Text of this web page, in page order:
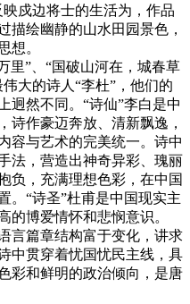
戍边将士的生活为，作品
描绘幽静的山水田园景色，
想。
里”、“国破山河在，城春草
大的诗人“李杜”，他们的
迥然不同。“诗仙”李白是中
诗作豪迈奔放、清新飘逸，
容与艺术的完美统一。诗中
法，营造出神奇异彩、瑰丽
负，充满理想色彩，在中国
。“诗圣”杜甫是中国现实主
的博爱情怀和悲悯意识。
言篇章结构富于变化，讲求
中贯穿着忧国忧民主线，具
彩和鲜明的政治倾向，是唐